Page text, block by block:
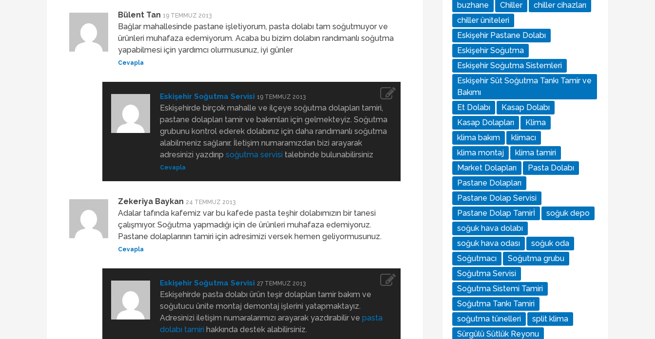
Bülent Tan 19 TEMMUZ 2013
Bağlar mahallesinde pastane işletiyorum, pasta dolabı tam soğutmuyor ve
ürünleri muhafaza edemiyorum. Acaba bu bizim dolabın randımanlı soğutma
yapabilmesi için yardımcı olurmusunuz, iyi günler
Cevapla
Eskişehir Soğutma Servisi 19 TEMMUZ 2013
Eskişehirde birçok mahalle ve ilçeye soğutma dolapları tamiri,
pastane dolapları tamir ve bakımları için gelmekteyiz. Soğutma
grubunu kontrol ederek dolabınız için daha randımanlı soğutma
alabilmeniz sağlanır. İletişim numaramızdan bizi arayarak
adresinizi yazdırıpsoğutma servisi talebinde bulunabilirsiniz
Cevapla
Zekeriya Baykan 24 TEMMUZ 2013
Adalar tafında kafemiz var bu kafede pasta teşhir dolabımızın bir tanesi
çalışmıyor. Soğutma yapmadığı için de ürünleri muhafaza edemiyoruz.
Pastane dolaplarının tamiri için adresimizi versek hemen geliyormusunuz.
Cevapla
Eskişehir Soğutma Servisi 27 TEMMUZ 2013
Eskişehirde pasta dolabı ürün teşir dolapları tamir bakım ve
soğutucu ünite montaj demontaj işlerini yatapmaktayız.
Adresinizi iletişim numaralarımızı arayarak yazdırabilir vepasta
dolabı tamiri hakkında destek alabilirsiniz.
buzhane Chiller
chiller cihazları
chiller üniteleri
Eskişehir Pastane Dolabı
Eskişehir Soğutma
Eskişehir Soğutma Sistemleri
Eskişehir Süt Soğutma Tankı Tamir ve
Bakımı
Et Dolabı
Kasap Dolabı
Kasap Dolapları
Klima
klima bakım
klimacı
klima montaj
klima tamiri
Market Dolapları
Pasta Dolabı
Pastane Dolapları
Pastane Dolap Servisi
Pastane Dolap Tamirİ
soğuk depo
soğuk hava dolabı
soğuk hava odası
soğuk oda
Soğutmacı
Soğutma grubu
Soğutma Servisi
Soğutma Sistemi Tamiri
Soğutma Tankı Tamiri
soğutma tünelleri
split klima
Sürgülü Sütlük Reyonu